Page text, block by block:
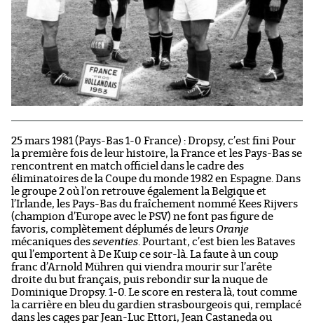
25 mars 1981 (Pays-Bas 1-0 France) : Dropsy, c’est fini Pour
la première fois de leur histoire, la France et les Pays-Bas se
rencontrent en match officiel dans le cadre des
éliminatoires de la Coupe du monde 1982 en Espagne. Dans
le groupe 2 où l’on retrouve également la Belgique et
l’Irlande, les Pays-Bas du fraîchement nommé Kees Rijvers
(champion d’Europe avec le PSV) ne font pas figure de
favoris, complètement déplumés de leurs Oranje
mécaniques des seventies . Pourtant, c’est bien les Bataves
qui l’emportent à De Kuip ce soir-là. La faute à un coup
franc d’Arnold Mühren qui viendra mourir sur l’arête
droite du but français, puis rebondir sur la nuque de
Dominique Dropsy. 1-0. Le score en restera là, tout comme
la carrière en bleu du gardien strasbourgeois qui, remplacé
dans les cages par Jean-Luc Ettori, Jean Castaneda ou